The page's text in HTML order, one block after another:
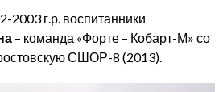
2003 г.р. воспитанники
– команда «Форте – Кобарт-М» со
СШОР-8 (2013).